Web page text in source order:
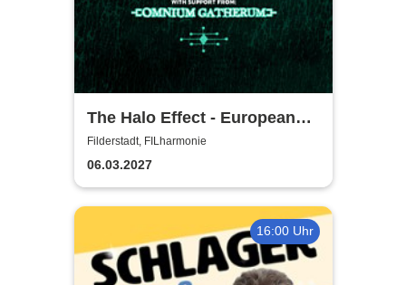
The Halo Effect - European
Tour 2027
Filderstadt, FILharmonie
06.03.2027
16:00 Uhr